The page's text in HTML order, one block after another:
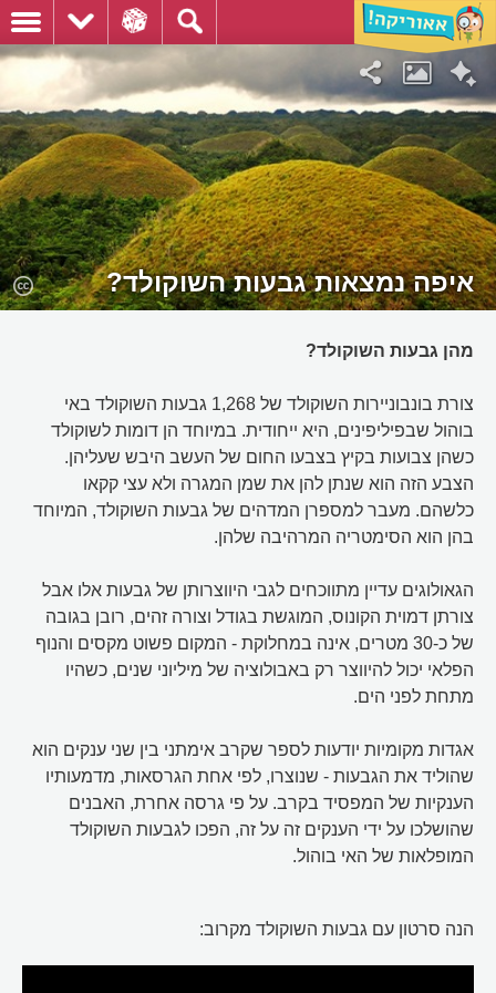
איפה נמצאות גבעות השוקולד?
מהן גבעות השוקולד?
צורת בונבוניירות השוקולד של 1,268 גבעות השוקולד באי
בוהול שבפיליפינים, היא ייחודית. במיוחד הן דומות לשוקולד
כשהן צבועות בקיץ בצבעו החום של העשב היבש שעליהן.
הצבע הזה הוא שנתן להן את שמן המגרה ולא עצי קקאו
כלשהם. מעבר למספרן המדהים של גבעות השוקולד, המיוחד
בהן הוא הסימטריה המרהיבה שלהן.
הגאולוגים עדיין מתווכחים לגבי היווצרותן של גבעות אלו אבל
צורתן דמוית הקונוס, המוגשת בגודל וצורה זהים, רובן בגובה
של כ-30 מטרים, אינה במחלוקת - המקום פשוט מקסים והנוף
הפלאי יכול להיווצר רק באבולוציה של מיליוני שנים, כשהיו
מתחת לפני הים.
אגדות מקומיות יודעות לספר שקרב אימתני בין שני ענקים הוא
שהוליד את הגבעות - שנוצרו, לפי אחת הגרסאות, מדמעותיו
הענקיות של המפסיד בקרב. על פי גרסה אחרת, האבנים
שהושלכו על ידי הענקים זה על זה, הפכו לגבעות השוקולד
המופלאות של האי בוהול.
הנה סרטון עם גבעות השוקולד מקרוב: